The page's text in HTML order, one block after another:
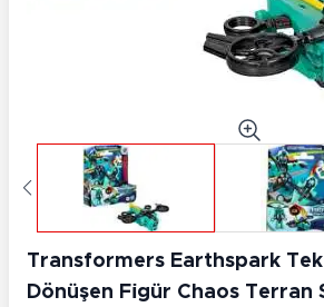
Transformers Earthspark Tek
Dönüşen Fi̇gür Chaos Terran